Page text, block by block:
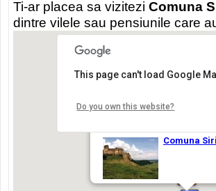
Ti-ar placea sa vizitezi Comuna
dintre vilele sau pensiunile care